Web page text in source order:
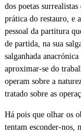
dos poetas
prática do restauro, e
pessoal da partitura
de partida, na sua
salganhada
aproximar-se do
operam sobre a
tratado sobre as
Há pois que olhar os
tentam esconder-nos,